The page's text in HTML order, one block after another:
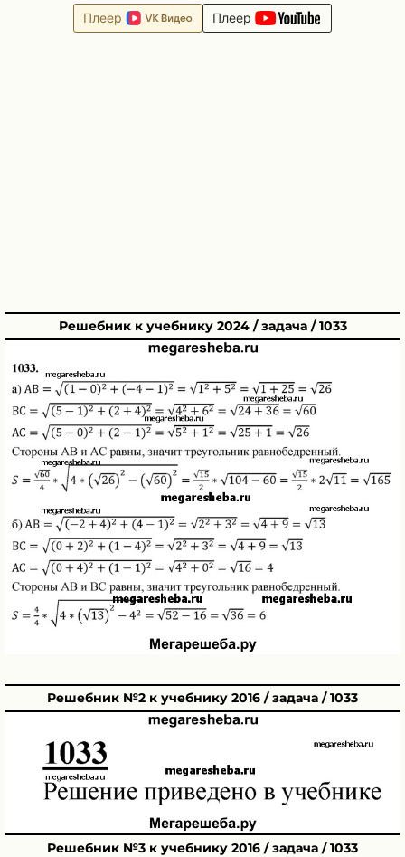
Плеер Плеер
Решебник к учебнику 2024 / задача / 1033
Решебник №2 к учебнику 2016 / задача / 1033
Решебник №3 к учебнику 2016 / задача / 1033